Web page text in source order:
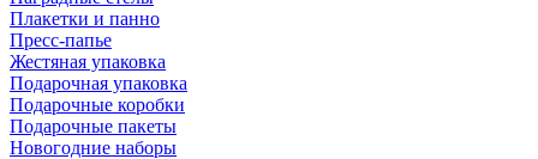
Плакетки и панно
Пресс-папье
Жестяная упаковка
Подарочная упаковка
Подарочные коробки
Подарочные пакеты
Новогодние наборы